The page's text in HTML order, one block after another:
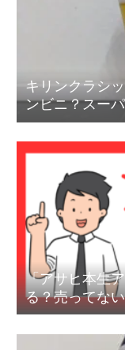
キリンクラシ
ンビニ？スー
「アサヒ本生
る？売ってな